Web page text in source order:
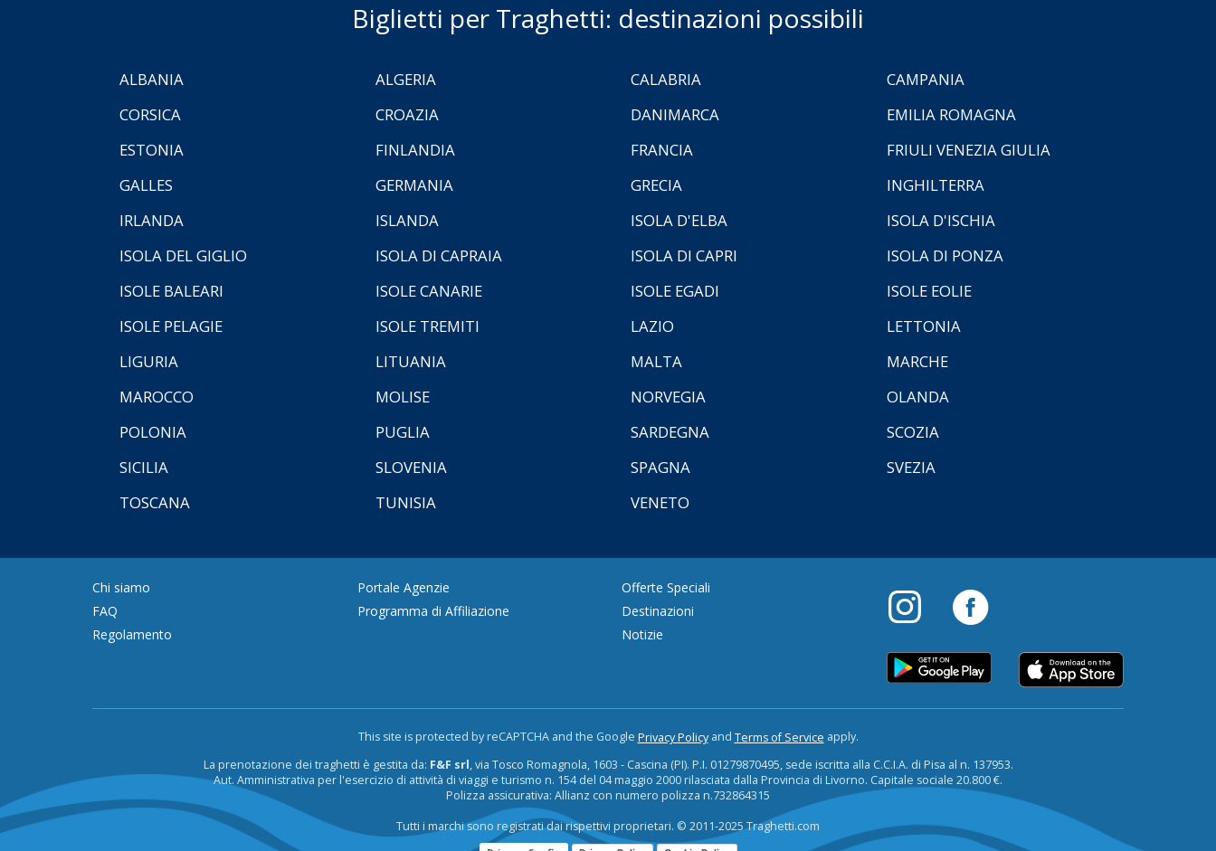
Biglietti per Traghetti: destinazioni possibili
ALBANIA ALGERIA CALABRIA
CAMPANIA
CORSICA
CROAZIA DANIMARCA
EMILIA ROMAGNA
ESTONIA
FINLANDIA FRANCIA
FRIULI VENEZIA GIULIA
GALLES
GERMANIA GRECIA
INGHILTERRA
IRLANDA
ISLANDA ISOLA D'ELBA
ISOLA D'ISCHIA
ISOLA DEL GIGLIO
ISOLA DI CAPRAIA ISOLA DI CAPRI
ISOLA DI PONZA
ISOLE BALEARI
ISOLE CANARIE ISOLE EGADI
ISOLE EOLIE
ISOLE PELAGIE
ISOLE TREMITI LAZIO
LETTONIA
LIGURIA
LITUANIA MALTA
MARCHE
MAROCCO
MOLISE NORVEGIA
OLANDA
POLONIA
PUGLIA SARDEGNA
SCOZIA
SICILIA
SLOVENIA SPAGNA
SVEZIA
TOSCANA
TUNISIA VENETO
Chi siamo
FAQ
Regolamento
Portale Agenzie
Programma di Affiliazione
Offerte Speciali
Destinazioni
Notizie
This site is protected by reCAPTCHA and the Google Privacy Policyand Terms of Service apply.
La prenotazione dei traghetti è gestita da: F&F srl, via Tosco Romagnola, 1603 - Cascina (PI). P.I. 01279870495, sede iscritta alla C.C.I.A. di Pisa al n. 137953.
Aut. Amministrativa per l'esercizio di attività di viaggi e turismo n. 154 del 04 maggio 2000 rilasciata dalla Provincia di Livorno. Capitale sociale 20.800 €.
Polizza assicurativa: Allianz con numero polizza n.732864315
Tutti i marchi sono registrati dai rispettivi proprietari. © 2011-2025 Traghetti.com